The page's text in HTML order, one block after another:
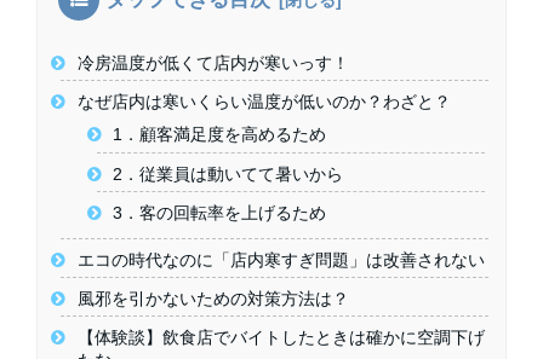
冷房温度が低くて店内が寒いっす！
なぜ店内は寒いくらい温度が低いのか？わざと？
1．顧客満足度を高めるため
2．従業員は動いてて暑いから
3．客の回転率を上げるため
エコの時代なのに「店内寒すぎ問題」は改善されない
風邪を引かないための対策方法は？
【体験談】飲食店でバイトしたときは確かに空調下げ